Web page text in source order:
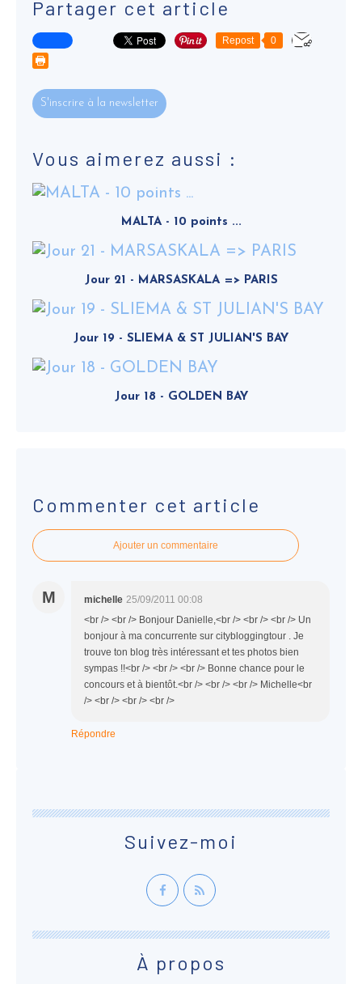
Partager cet article
Repost 0
S'inscrire à la newsletter
Vous aimerez aussi :
MALTA - 10 points ...
Jour 21 - MARSASKALA => PARIS
Jour 19 - SLIEMA & ST JULIAN'S BAY
Jour 18 - GOLDEN BAY
Commenter cet article
Ajouter un commentaire
M michelle 25/09/2011 00:08
<br /> <br /> Bonjour Danielle,<br /> <br /> <br /> Un
bonjour à ma concurrente sur citybloggingtour . Je
trouve ton blog très intéressant et tes photos bien
sympas !!<br /> <br /> <br /> Bonne chance pour le
concours et à bientôt.<br /> <br /> <br /> Michelle<br
/> <br /> <br /> <br />
Répondre
Suivez-moi
À propos